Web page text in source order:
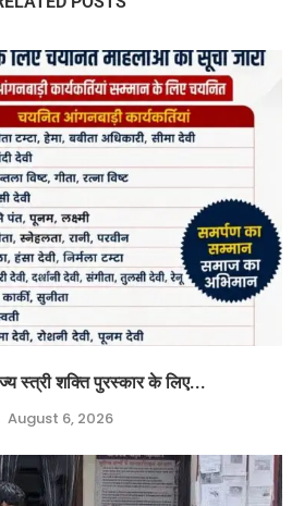
स्त्री शक्ति पुरस्कार के लिए...
August 6, 2026